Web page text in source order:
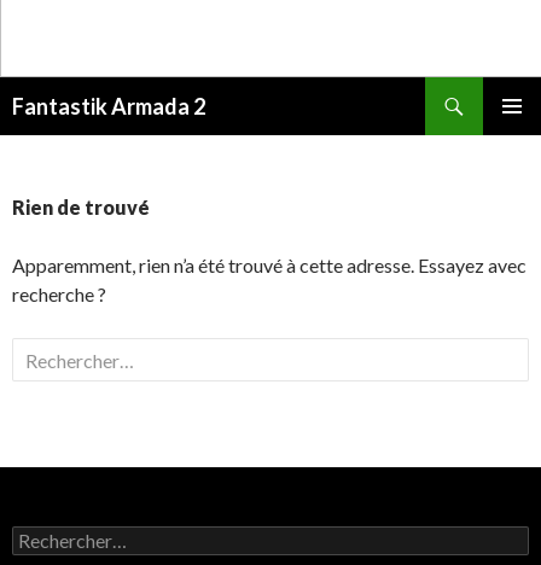
Fantastik Armada 2
Rien de trouvé
Apparemment, rien n’a été trouvé à cette adresse. Essayez avec
recherche ?
Rechercher :
Rechercher :